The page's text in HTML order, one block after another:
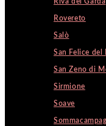
Rovereto
Salò
San Felice del
San Zeno di
Sirmione
Soave